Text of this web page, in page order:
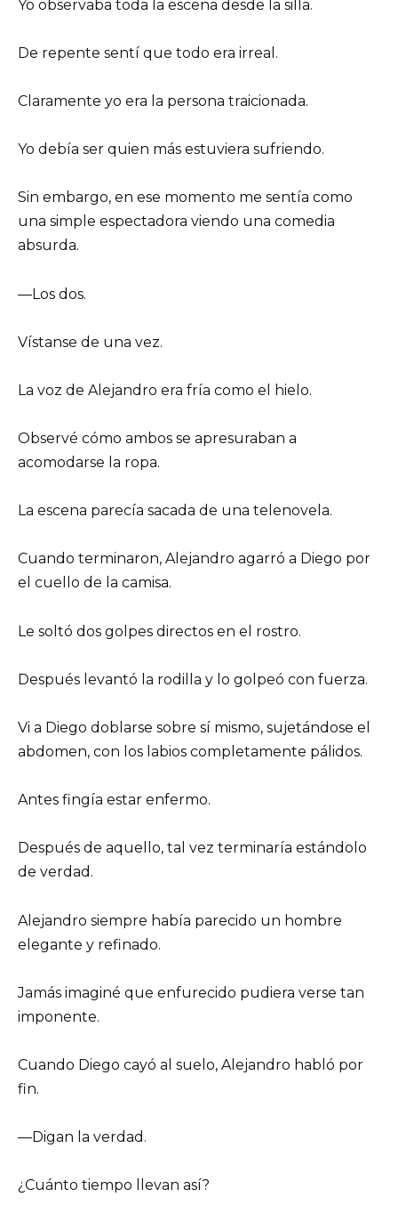
Yo observaba toda la escena desde la silla.
De repente sentí que todo era irreal.
Claramente yo era la persona traicionada.
Yo debía ser quien más estuviera sufriendo.
Sin embargo, en ese momento me sentía como
una simple espectadora viendo una comedia
absurda.
—Los dos.
Vístanse de una vez.
La voz de Alejandro era fría como el hielo.
Observé cómo ambos se apresuraban a
acomodarse la ropa.
La escena parecía sacada de una telenovela.
Cuando terminaron, Alejandro agarró a Diego por
el cuello de la camisa.
Le soltó dos golpes directos en el rostro.
Después levantó la rodilla y lo golpeó con fuerza.
Vi a Diego doblarse sobre sí mismo, sujetándose el
abdomen, con los labios completamente pálidos.
Antes fingía estar enfermo.
Después de aquello, tal vez terminaría estándolo
de verdad.
Alejandro siempre había parecido un hombre
elegante y refinado.
Jamás imaginé que enfurecido pudiera verse tan
imponente.
Cuando Diego cayó al suelo, Alejandro habló por
fin.
—Digan la verdad.
¿Cuánto tiempo llevan así?